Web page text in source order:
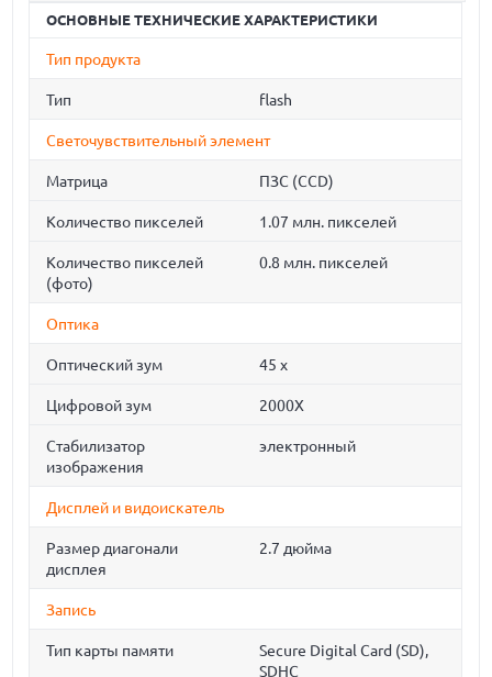
ОСНОВНЫЕ ТЕХНИЧЕСКИЕ ХАРАКТЕРИСТИКИ
Тип продукта
Тип flash
Светочувствительный элемент
Матрица ПЗС (CCD)
Количество пикселей 1.07 млн. пикселей
Количество пикселей
(фото)
0.8 млн. пикселей
Оптика
Оптический зум 45 x
Цифровой зум 2000Х
Стабилизатор
изображения
электронный
Дисплей и видоискатель
Размер диагонали
дисплея
2.7 дюйма
Запись
Тип карты памяти
Secure Digital Card (SD),
SDHC